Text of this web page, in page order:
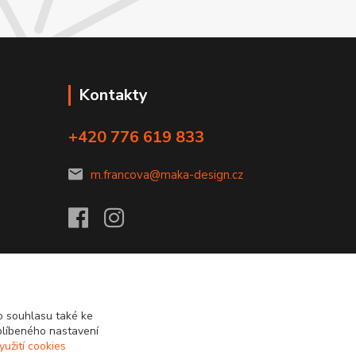
Kontakty
+420 776 619 833
m.francova@maka-design.cz
souhlasu také ke
nastavení
cookies